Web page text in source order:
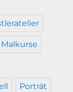
Malkurse
Porträt